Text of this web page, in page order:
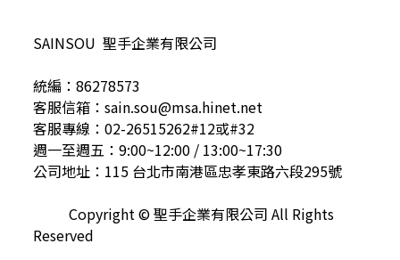
SAINSOU 聖手企業有限公司
統編：86278573
客服信箱：sain.sou@msa.hinet.net
客服專線：02-26515262#12或#32
週一至週五：9:00~12:00 / 13:00~17:30
公司地址：115 台北市南港區忠孝東路六段295號
Copyright © 聖手企業有限公司 All Rights
Reserved